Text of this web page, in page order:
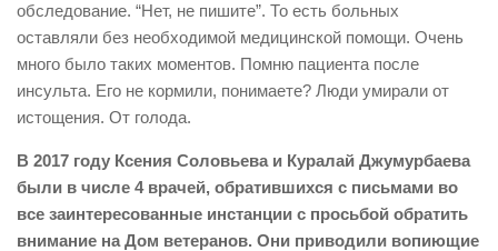
обследование. “Нет, не пишите”. То есть больных
оставляли без необходимой медицинской помощи. Очень
много было таких моментов. Помню пациента после
инсульта. Его не кормили, понимаете? Люди умирали от
истощения. От голода.
В 2017 году Ксения Соловьева и Куралай Джумурбаева
были в числе 4 врачей, обратившихся с письмами во
все заинтересованные инстанции с просьбой обратить
внимание на Дом ветеранов. Они приводили вопиющие